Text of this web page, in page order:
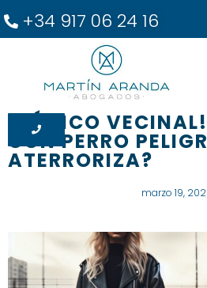
+34 917 06 24 16
¡PÁNICO
CON PERRO
ATERRORIZA?
marzo 19,